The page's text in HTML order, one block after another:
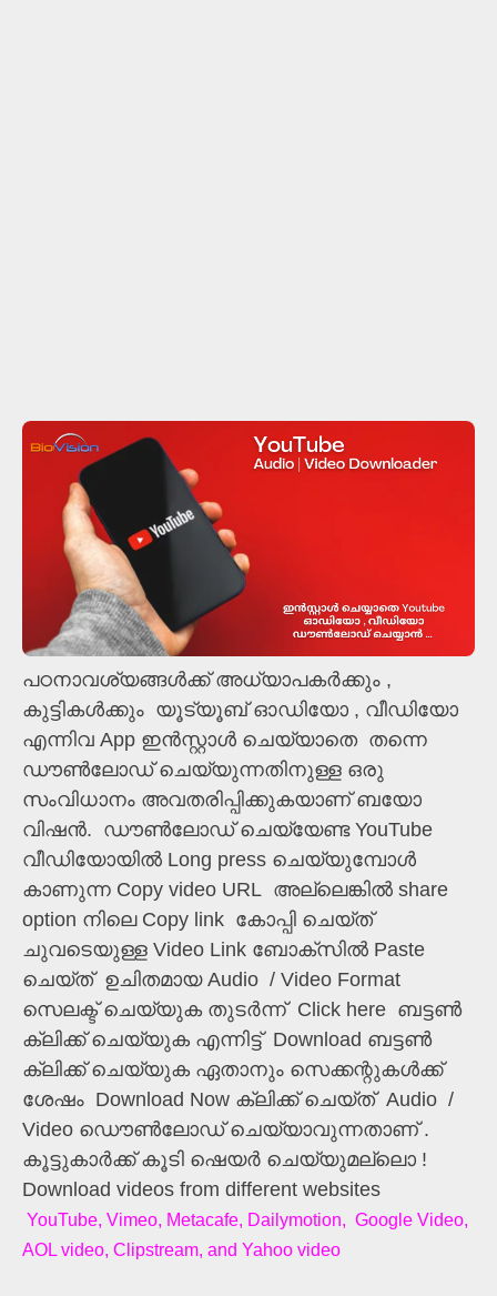
പഠനാവശ്യങ്ങൾക്ക് അധ്യാപകർക്കും ,
കുട്ടികൾക്കും യൂട്യൂബ് ഓഡിയോ , വീഡിയോ
എന്നിവ App ഇൻസ്റ്റാൾ ചെയ്യാതെ തന്നെ
ഡൗൺലോഡ് ചെയ്യുന്നതിനുള്ള ഒരു
സംവിധാനം അവതരിപ്പിക്കുകയാണ് ബയോ
വിഷൻ. ഡൗൺലോഡ് ചെയ്യേണ്ട YouTube
വീഡിയോയിൽ Long press ചെയ്യുമ്പോൾ
കാണുന്ന Copy video URL അല്ലെങ്കിൽ share
option നിലെ Copy link കോപ്പി ചെയ്ത്
ചുവടെയുള്ള Video Link ബോക്സിൽ Paste
ചെയ്ത് ഉചിതമായ Audio / Video Format
സെലക്ട് ചെയ്യുക തുടർന്ന് Click here ബട്ടൺ
ക്ലിക്ക് ചെയ്യുക എന്നിട്ട് Download ബട്ടൺ
ക്ലിക്ക് ചെയ്യുക ഏതാനും സെക്കന്റുകൾക്ക്
ശേഷം Download Now ക്ലിക്ക് ചെയ്ത് Audio /
Video ഡൌൺലോഡ് ചെയ്യാവുന്നതാണ് .
കൂട്ടുകാർക്ക് കൂടി ഷെയർ ചെയ്യുമല്ലൊ !
Download videos from different websites
YouTube, Vimeo, Metacafe, Dailymotion, Google Video,
AOL video, Clipstream, and Yahoo video